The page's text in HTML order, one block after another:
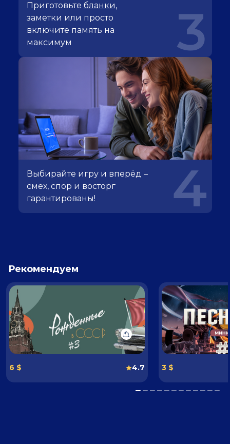
Приготовьте бланки,
заметки или просто
включите память на
максимум
3
Выбирайте игру и вперёд –
смех, спор и восторг
гарантированы!
4
Рекомендуем
6 $ 4.7 3 $